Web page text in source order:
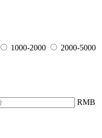
1000-2000
2000-5000
RMB